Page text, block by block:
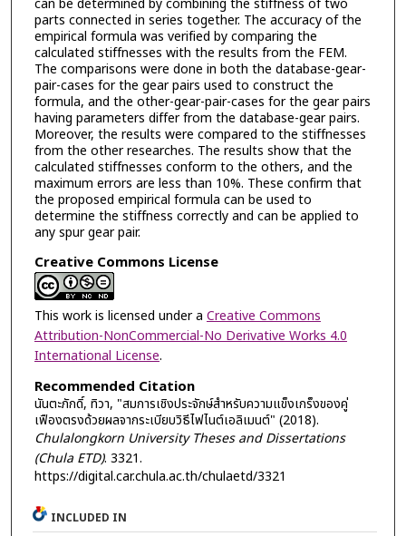
can be determined by combining the stiffness of two
parts connected in series together. The accuracy of the
empirical formula was verified by comparing the
calculated stiffnesses with the results from the FEM.
The comparisons were done in both the database-gear-
pair-cases for the gear pairs used to construct the
formula, and the other-gear-pair-cases for the gear pairs
having parameters differ from the database-gear pairs.
Moreover, the results were compared to the stiffnesses
from the other researches. The results show that the
calculated stiffnesses conform to the others, and the
maximum errors are less than 10%. These confirm that
the proposed empirical formula can be used to
determine the stiffness correctly and can be applied to
any spur gear pair.
Creative Commons License
This work is licensed under a Creative Commons
Attribution-NonCommercial-No Derivative Works 4.0
International License.
Recommended Citation
นันตะภักดิ์, ทิวา, "สมการเชิงประจักษ์สำหรับความแข็งเกร็งของคู่
เฟืองตรงด้วยผลจากระเบียบวิธีไฟไนต์เอลิเมนต์" (2018).
Chulalongkorn University Theses and Dissertations
(Chula ETD). 3321.
https://digital.car.chula.ac.th/chulaetd/3321
INCLUDED IN